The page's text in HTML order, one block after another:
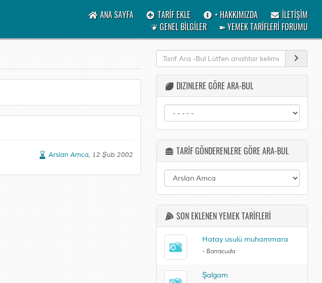
ANA SAYFA TARİF EKLE • HAKKIMIZDA
İLETİŞİM
❦ GENEL BİLGİLER
➽ YEMEK TARİFLERİ FORUMU
Arslan Amca, 12 Şub 2002
DIZINLERE GÖRE ARA-BUL
TARİF GÖNDERENLERE GÖRE ARA-BUL
SON EKLENEN YEMEK TARİFLERİ
Hatay usulü muhammara
- Barracuda
Şalgam